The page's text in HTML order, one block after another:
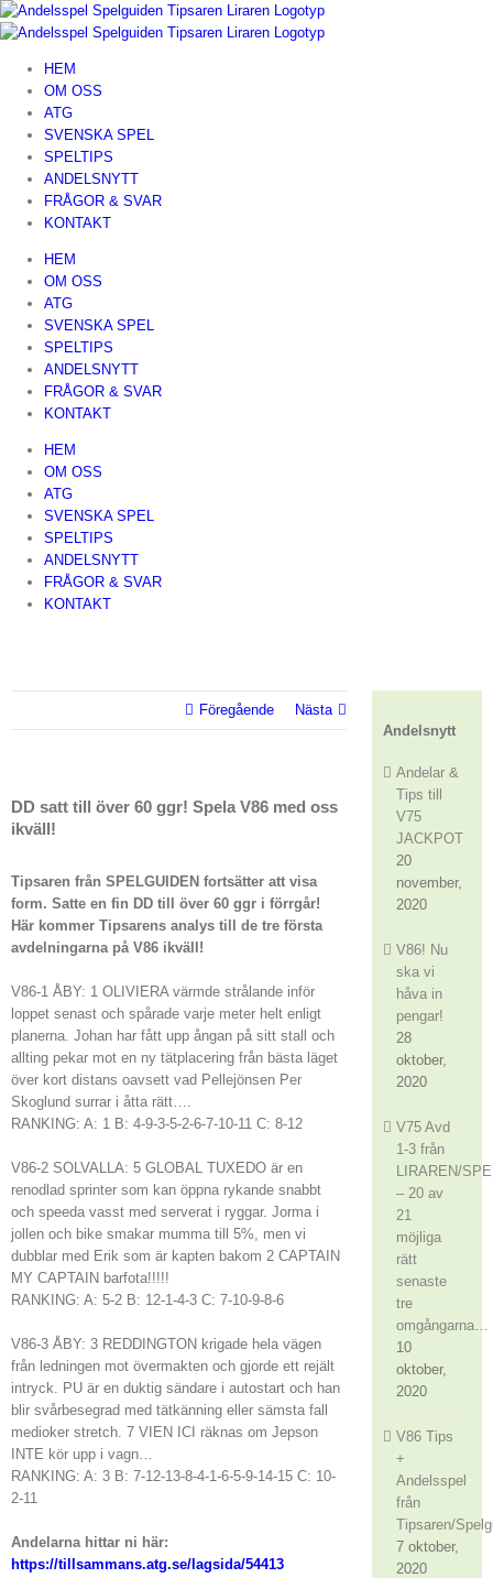
Fortsätt
till
HEM
OM OSS
ATG
SVENSKA SPEL
SPELTIPS
ANDELSNYTT
FRÅGOR & SVAR
KONTAKT
HEM
OM OSS
ATG
SVENSKA SPEL
SPELTIPS
ANDELSNYTT
FRÅGOR & SVAR
KONTAKT
HEM
OM OSS
ATG
SVENSKA SPEL
SPELTIPS
ANDELSNYTT
FRÅGOR & SVAR
KONTAKT
Föregående Nästa
DD satt till över 60 ggr! Spela V86 med oss
ikväll!
Tipsaren från SPELGUIDEN fortsätter att visa
form. Satte en fin DD till över 60 ggr i förrgår!
Här kommer Tipsarens analys till de tre första
avdelningarna på V86 ikväll!
V86-1 ÅBY: 1 OLIVIERA värmde strålande inför
loppet senast och spårade varje meter helt enligt
planerna. Johan har fått upp ångan på sitt stall och
allting pekar mot en ny tätplacering från bästa läget
över kort distans oavsett vad Pellejönsen Per
Skoglund surrar i åtta rätt….
RANKING: A: 1 B: 4-9-3-5-2-6-7-10-11 C: 8-12
V86-2 SOLVALLA: 5 GLOBAL TUXEDO är en
renodlad sprinter som kan öppna rykande snabbt
och speeda vasst med serverat i ryggar. Jorma i
jollen och bike smakar mumma till 5%, men vi
dubblar med Erik som är kapten bakom 2 CAPTAIN
MY CAPTAIN barfota!!!!!
RANKING: A: 5-2 B: 12-1-4-3 C: 7-10-9-8-6
V86-3 ÅBY: 3 REDDINGTON krigade hela vägen
från ledningen mot övermakten och gjorde ett rejält
intryck. PU är en duktig sändare i autostart och han
blir svårbesegrad med tätkänning eller sämsta fall
medioker stretch. 7 VIEN ICI räknas om Jepson
INTE kör upp i vagn…
RANKING: A: 3 B: 7-12-13-8-4-1-6-5-9-14-15 C: 10-
2-11
Andelarna hittar ni här:
https://tillsammans.atg.se/lagsida/54413
Andelsnytt
Andelar &
Tips till
V75
JACKPOT
20
november,
2020
V86! Nu
ska vi
håva in
pengar!
28
oktober,
2020
V75 Avd
1-3 från
LIRAREN/
– 20 av
21
möjliga
rätt
senaste
tre
omgångarna…
10
oktober,
2020
V86 Tips
+
Andelsspel
från
Tipsaren/
7 oktober,
2020